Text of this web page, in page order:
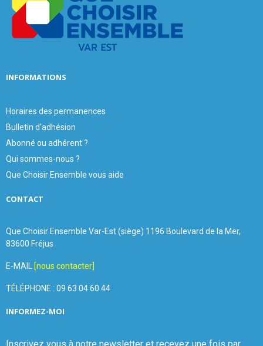
INFORMATIONS
Horaires des permanences
Bulletin d'adhésion
Abonné ou adhérent ?
Qui sommes-nous ?
Que Choisir Ensemble vous aide
CONTACT
Que Choisir Ensemble Var-Est (siège) 1196 Boulevard de la Mer,
83600 Fréjus
E-MAIL [nous contacter]
TÉLÉPHONE : 09 63 04 60 44
INFORMEZ-MOI